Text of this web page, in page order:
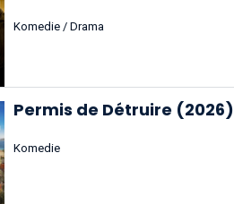
Komedie / Drama
Permis de Détruire (2026)
Komedie